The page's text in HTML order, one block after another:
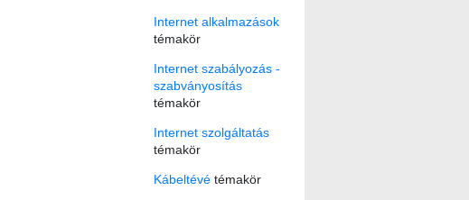
Internet alkalmazások
témakör
Internet szabályozás -
szabványosítás
témakör
Internet szolgáltatás
témakör
Kábeltévétémakör